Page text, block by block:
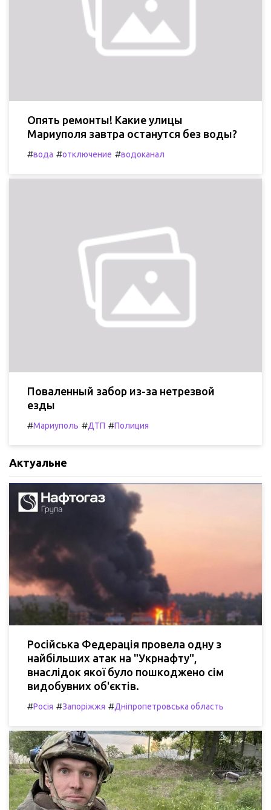
Опять ремонты! Какие улицы
Мариуполя завтра останутся без воды?
#вода #отключение #водоканал
Поваленный забор из-за нетрезвой
езды
#Мариуполь #ДТП #Полиция
Актуальне
Російська Федерація провела одну з
найбільших атак на "Укрнафту",
внаслідок якої було пошкоджено сім
видобувних об'єктів.
#Росія #Запоріжжя #Дніпропетровська область